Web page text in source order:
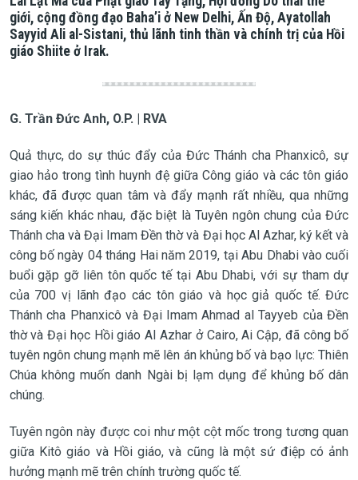
giới, cộng đồng đạo Baha’i ở New Delhi, Ấn Độ, Ayatollah
Sayyid Ali al-Sistani, thủ lãnh tinh thần và chính trị của Hồi
giáo Shiite ở Irak.
G. Trần Đức Anh, O.P. | RVA
Quả thực, do sự thúc đẩy của Đức Thánh cha Phanxicô, sự
giao hảo trong tình huynh đệ giữa Công giáo và các tôn giáo
khác, đã được quan tâm và đẩy mạnh rất nhiều, qua những
sáng kiến khác nhau, đặc biệt là Tuyên ngôn chung của Đức
Thánh cha và Đại Imam Đền thờ và Đại học Al Azhar, ký kết và
công bố ngày 04 tháng Hai năm 2019, tại Abu Dhabi vào cuối
buổi gặp gỡ liên tôn quốc tế tại Abu Dhabi, với sự tham dự
của 700 vị lãnh đạo các tôn giáo và học giả quốc tế. Đức
Thánh cha Phanxicô và Đại Imam Ahmad al Tayyeb của Đền
thờ và Đại học Hồi giáo Al Azhar ở Cairo, Ai Cập, đã công bố
tuyên ngôn chung mạnh mẽ lên án khủng bố và bạo lực: Thiên
Chúa không muốn danh Ngài bị lạm dụng để khủng bố dân
chúng.
Tuyên ngôn này được coi như một cột mốc trong tương quan
giữa Kitô giáo và Hồi giáo, và cũng là một sứ điệp có ảnh
hưởng mạnh mẽ trên chính trường quốc tế.